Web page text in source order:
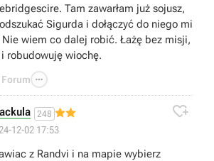
Tam zawarłam już sojusz,
Sigurda i dołączyć do niego mi
wiem co dalej robić. Łażę bez misji,
robudowuję wiochę.
Forum 
248
12-02 17:53

z Randvi i na mapie wybierz